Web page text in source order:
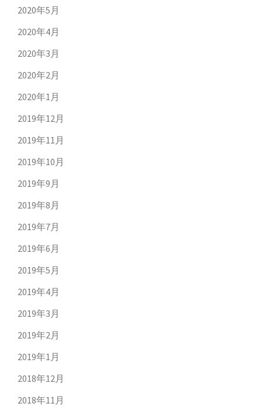
2020年5月
2020年4月
2020年3月
2020年2月
2020年1月
2019年12月
2019年11月
2019年10月
2019年9月
2019年8月
2019年7月
2019年6月
2019年5月
2019年4月
2019年3月
2019年2月
2019年1月
2018年12月
2018年11月